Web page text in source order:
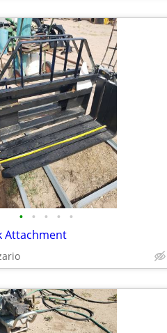
• • • • •
Attachment